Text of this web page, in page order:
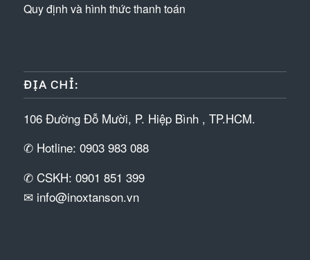
Quy định và hình thức thanh toán
ĐỊA CHỈ:
106 Đường Đỗ Mười, P. Hiệp Bình , TP.HCM.
✆ Hotline: 0903 983 088
✆ CSKH: 0901 851 399
✉ info@inoxtanson.vn